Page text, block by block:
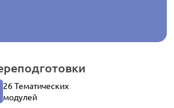
26 Тематических
модулей